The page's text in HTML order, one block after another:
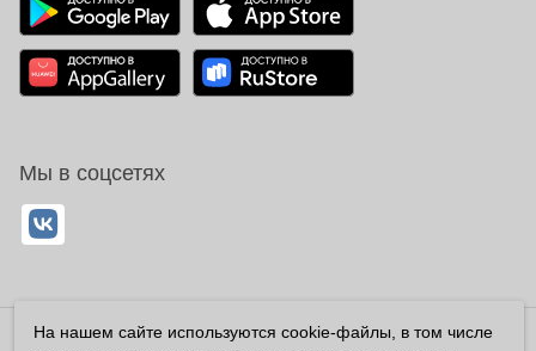
Мы в соцсетях
На нашем сайте используются cookie-файлы, в том числе